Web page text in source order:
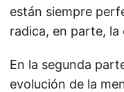
están siempre
radica, en parte,
En la segunda
evolución de la